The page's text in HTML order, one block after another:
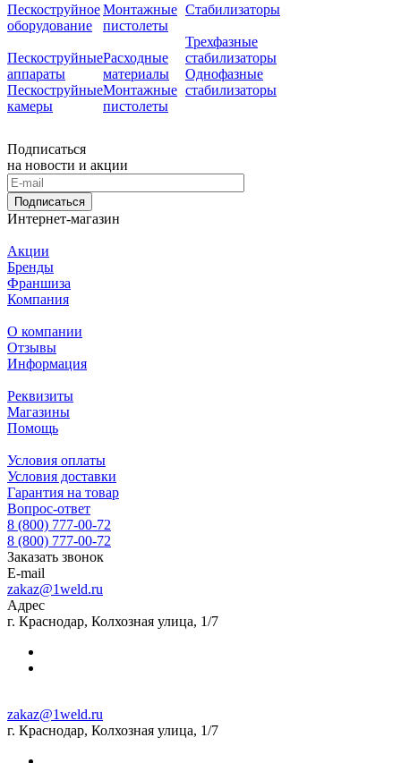
Пескоструйное
оборудование
Пескоструйные
аппараты
Пескоструйные
камеры
Монтажные
пистолеты
Расходные
материалы
Монтажные
пистолеты
Стабилизаторы
Трехфазные
стабилизаторы
Однофазные
стабилизаторы
Подписаться
на новости и акции
Подписаться
Интернет-магазин
Акции
Бренды
Франшиза
Компания
О компании
Отзывы
Информация
Реквизиты
Магазины
Помощь
Условия оплаты
Условия доставки
Гарантия на товар
Вопрос-ответ
8 (800) 777-00-72
8 (800) 777-00-72
Заказать звонок
E-mail
zakaz@1weld.ru
Адрес
г. Краснодар, Колхозная улица, 1/7
zakaz@1weld.ru
г. Краснодар, Колхозная улица, 1/7